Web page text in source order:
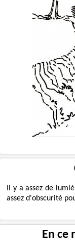
Il y a assez de
assez d'obscurité
En ce